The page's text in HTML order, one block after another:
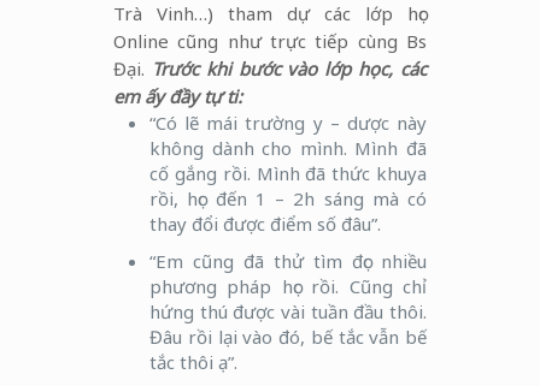
Trà Vinh…) tham dự các lớp học
Online cũng như trực tiếp cùng Bs
Đại. Trước khi bước vào lớp học, các
em ấy đầy tự ti:
“Có lẽ mái trường y – dược này
không dành cho mình. Mình đã
cố gắng rồi. Mình đã thức khuya
rồi, học đến 1 – 2h sáng mà có
thay đổi được điểm số đâu”.
“Em cũng đã thử tìm đọc nhiều
phương pháp học rồi. Cũng chỉ
hứng thú được vài tuần đầu thôi.
Đâu rồi lại vào đó, bế tắc vẫn bế
tắc thôi ạ”.